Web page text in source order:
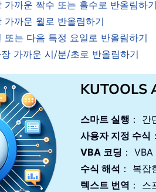
까운 짝수 또는 홀수로 반올림하기
까운 월로 반올림하기
는 다음 특정 요일로 반올림하기
가까운 시/분/초로 반올림하기
KUTOOLS
스마트 실행 ：
사용자 지정 수식
VBA 코딩 ：
수식 해석 ： 복잡
텍스트 번역 ：